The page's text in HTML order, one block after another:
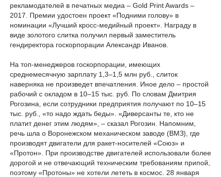
рекламодателей в печатных медиа – Gold Print Awards –
2017. Премии удостоен проект «Подними голову» в
номинации «Лучший кросс-медийный проект». Награду в
виде золотого слитка получил первый заместитель
гендиректора госкорпорации Александр Иванов.
На топ-менеджеров госкорпорации, имеющих
среднемесячную зарплату 1,3–1,5 млн руб., слиток
наверняка не произведет впечатления. Иное дело – простой
рабочий с окладом в 10–15 тыс. руб. По словам Дмитрия
Рогозина, если сотрудники предприятия получают по 10–15
тыс. руб., «то надо ждать беды». «Диверсанты те, кто не
платит денег этим людям», – сказал Рогозин. Напомним,
речь шла о Воронежском механическом заводе (ВМЗ), где
производят двигатели для ракет-носителей «Союз» и
«Протон». При производстве двигателей использовали более
дорогой и не отвечающий техническим требованиям припой,
поэтому «Протоны» не хотели лететь в космос. 28 января